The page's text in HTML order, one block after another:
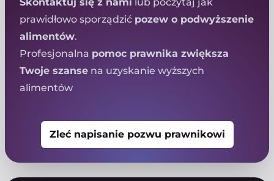
prawidłowo sporządzić pozew o podwyższenie
alimentów.
Profesjonalna pomoc prawnika zwiększa
Twoje szanse na uzyskanie wyższych
alimentów
Zleć napisanie pozwu prawnikowi